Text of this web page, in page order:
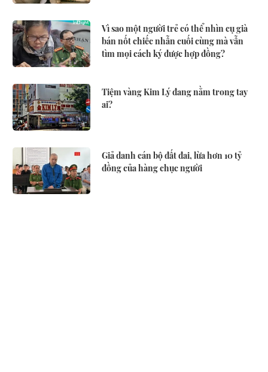
Vì sao một người trẻ có thể nhìn cụ già
bán nốt chiếc nhẫn cuối cùng mà vẫn
tìm mọi cách ký được hợp đồng?
Tiệm vàng Kim Lý đang nằm trong tay
ai?
Giả danh cán bộ đất đai, lừa hơn 10 tỷ
đồng của hàng chục người